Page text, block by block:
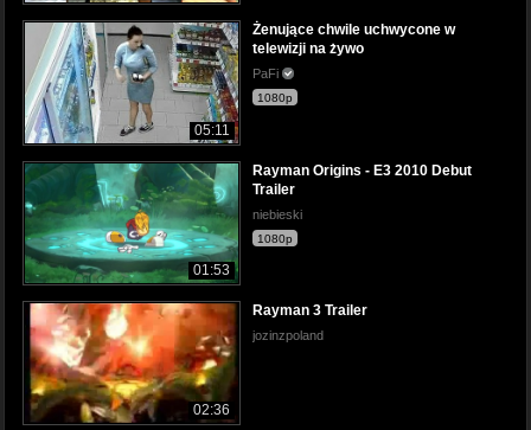
05:11
Żenujące chwile uchwycone w
telewizji na żywo
PaFi
1080p
01:53
Rayman Origins - E3 2010 Debut
Trailer
niebieski
1080p
02:36
Rayman 3 Trailer
jozinzpoland